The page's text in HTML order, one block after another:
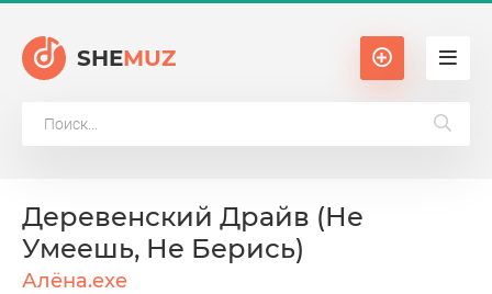
SHEMUZ
Деревенский Драйв (Не
Умеешь, Не Берись)
Алёна.exe